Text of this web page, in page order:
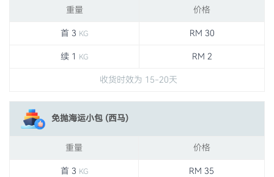
重量 价格
首 3 KG RM 30
续 1 KG RM 2
收货时效为 15-20天
免抛海运小包 (西马)
重量 价格
首 3 KG RM 35